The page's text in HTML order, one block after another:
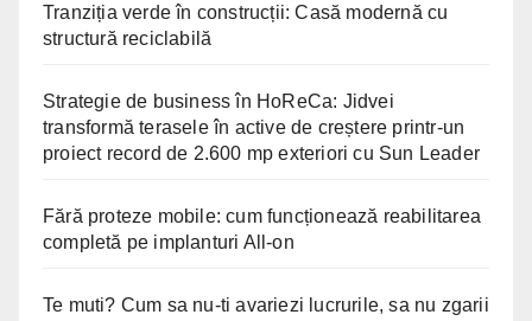
Tranziția verde în construcții: Casă modernă cu
structură reciclabilă
Strategie de business în HoReCa: Jidvei
transformă terasele în active de creștere printr-un
proiect record de 2.600 mp exteriori cu Sun Leader
Fără proteze mobile: cum funcționează reabilitarea
completă pe implanturi All-on
Te muti? Cum sa nu-ti avariezi lucrurile, sa nu zgarii